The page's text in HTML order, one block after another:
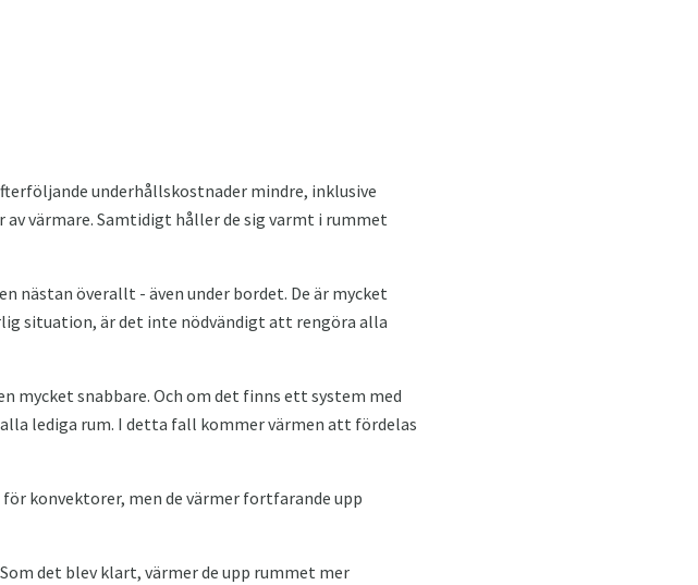
underhållskostnader mindre, inklusive
av värmare. Samtidigt håller de sig varmt i rummet
nästan överallt - även under bordet. De är mycket
situation, är det inte nödvändigt att rengöra alla
mycket snabbare. Och om det finns ett system med
lediga rum. I detta fall kommer värmen att fördelas
konvektorer, men de värmer fortfarande upp
det blev klart, värmer de upp rummet mer